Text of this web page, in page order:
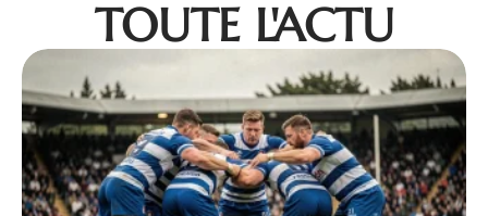
TOUTE L'ACTU